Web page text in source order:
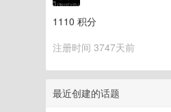
1110 积分
注册时间 3747天前
最近创建的话题